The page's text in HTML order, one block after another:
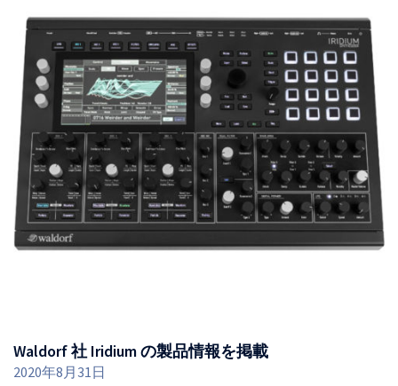
Waldorf 社 Iridium の製品情報を掲載
2020年8月31日